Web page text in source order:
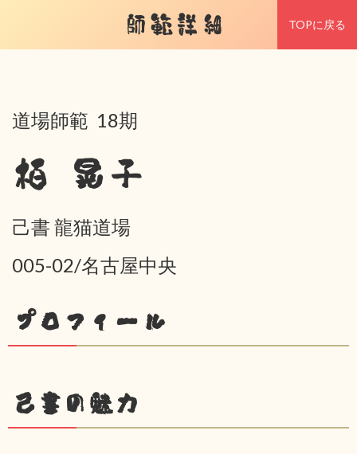
師範詳細 TOPに戻る
道場師範 18期
栢 晃子
己書 龍猫道場
005-02/名古屋中央
プロフィール
己書の魅力